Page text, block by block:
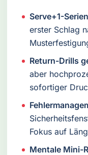
Serve+1-
erster Schlag
Return-Drills
aber
sofortiger
Fokus auf
Mentale Mini-